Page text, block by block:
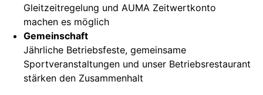
Gleitzeitregelung und AUMA Zeitwertkonto
machen es möglich
Gemeinschaft
Jährliche Betriebsfeste, gemeinsame
Sportveranstaltungen und unser Betriebsrestaurant
stärken den Zusammenhalt